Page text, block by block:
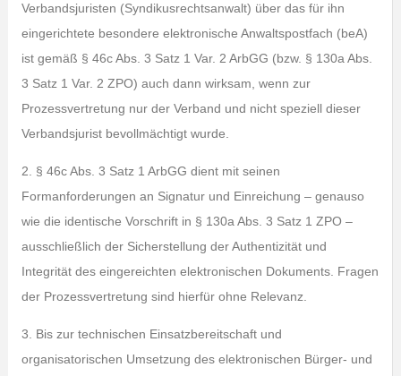
Verbandsjuristen (Syndikusrechtsanwalt) über das für ihn
eingerichtete besondere elektronische Anwaltspostfach (beA)
ist gemäß § 46c Abs. 3 Satz 1 Var. 2 ArbGG (bzw. § 130a Abs.
3 Satz 1 Var. 2 ZPO) auch dann wirksam, wenn zur
Prozessvertretung nur der Verband und nicht speziell dieser
Verbandsjurist bevollmächtigt wurde.
2. § 46c Abs. 3 Satz 1 ArbGG dient mit seinen
Formanforderungen an Signatur und Einreichung – genauso
wie die identische Vorschrift in § 130a Abs. 3 Satz 1 ZPO –
ausschließlich der Sicherstellung der Authentizität und
Integrität des eingereichten elektronischen Dokuments. Fragen
der Prozessvertretung sind hierfür ohne Relevanz.
3. Bis zur technischen Einsatzbereitschaft und
organisatorischen Umsetzung des elektronischen Bürger- und